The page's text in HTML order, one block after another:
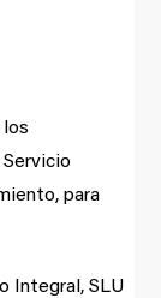
los
para
Integral, SLU